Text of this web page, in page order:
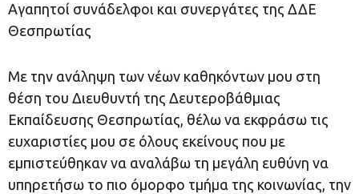
Αγαπητοί συνάδελφοι και συνεργάτες της ΔΔΕ
Θεσπρωτίας
Με την ανάληψη των νέων καθηκόντων μου στη
θέση του Διευθυντή της Δευτεροβάθμιας
Εκπαίδευσης Θεσπρωτίας, θέλω να εκφράσω τις
ευχαριστίες μου σε όλους εκείνους που με
εμπιστεύθηκαν να αναλάβω τη μεγάλη ευθύνη να
υπηρετήσω το πιο όμορφο τμήμα της κοινωνίας, την